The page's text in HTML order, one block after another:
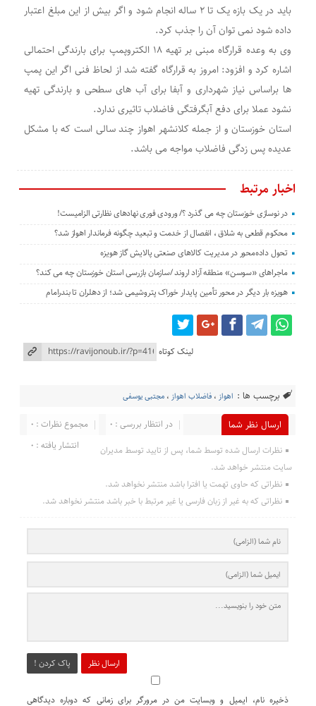
باید در یک بازه یک تا ۲ ساله انجام شود و اگر بیش از این مبلغ اعتبار
داده شود نمی توان آن را جذب کرد.
وی به وعده قرارگاه مبنی بر تهیه ۱۸ الکتروپمپ برای بارندگی احتمالی
اشاره کرد و افزود: امروز به قرارگاه گفته شد از لحاظ فنی اگر این پمپ
ها براساس نیاز شهرداری و آبفا برای آب های سطحی و بارندگی تهیه
نشود عملا برای دفع آبگرفتگی فاضلاب تاثیری ندارد.
استان خوزستان و از جمله کلانشهر اهواز چند سالی است که با مشکل
عدیده پس زدگی فاضلاب مواجه می باشد.
اخبار مرتبط
در نوسازی خوزستان چه می گذرد ؟/ ورودی فوری نهادهای نظارتی الزامیست!
محکوم قطعی به شلاق ، انفصال از خدمت و تبعید چگونه فرماندار اهواز شد؟
تحول داده‌محور در مدیریت کالاهای صنعتی پالایش گاز هویزه
ماجراهای «سوسن» منطقه آزاد اروند /سازمان بازرسی استان خوزستان چه می کند؟
هویزه بار دیگر در محور تأمین پایدار خوراک پتروشیمی شد؛ از دهلران تا بندرامام
لینک کوتاه
برچسب ها : اهواز ،فاضلاب اهواز ،مجتبی یوسفی
ارسال نظر شما مجموع نظرات : 0
در انتظار بررسی : 0
انتشار یافته : 0
نظرات ارسال شده توسط شما، پس از تایید توسط مدیران
سایت منتشر خواهد شد.
نظراتی که حاوی تهمت یا افترا باشد منتشر نخواهد شد.
نظراتی که به غیر از زبان فارسی یا غیر مرتبط با خبر باشد منتشر نخواهد شد.
ارسال نظر پاک کردن !
ذخیره نام، ایمیل و وبسایت من در مرورگر برای زمانی که دوباره دیدگاهی